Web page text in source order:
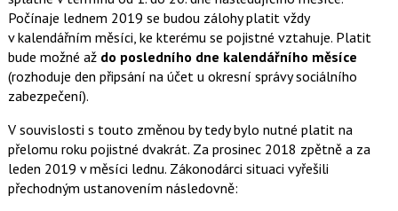
Počínaje lednem 2019 se budou zálohy platit vždy
v kalendářním měsíci, ke kterému se pojistné vztahuje. Platit
bude možné až do posledního dne kalendářního měsíce
(rozhoduje den připsání na účet u okresní správy sociálního
zabezpečení).
V souvislosti s touto změnou by tedy bylo nutné platit na
přelomu roku pojistné dvakrát. Za prosinec 2018 zpětně a za
leden 2019 v měsíci lednu. Zákonodárci situaci vyřešili
přechodným ustanovením následovně: